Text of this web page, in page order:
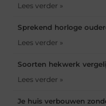
Lees verder »
Sprekend horloge
Lees verder »
Soorten hekwerk
Lees verder »
Je huis verbouwen